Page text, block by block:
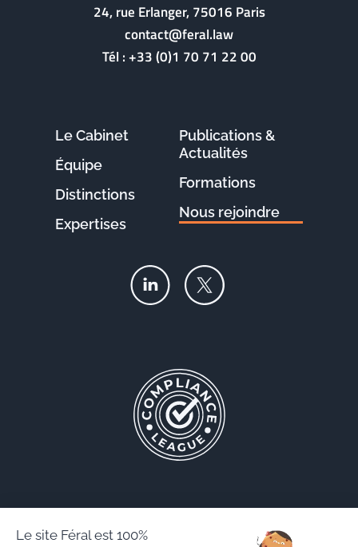
24, rue Erlanger, 75016 Paris
contact@feral.law
Tél :+33 (0)1 70 71 22 00
Le Cabinet
Équipe
Distinctions
Expertises
Publications &
Actualités
Formations
Nous rejoindre
Le site Féral est 100%